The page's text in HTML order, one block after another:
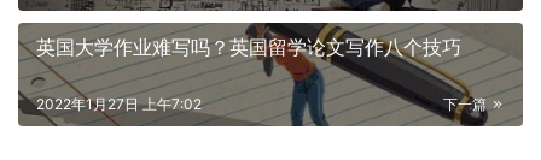
英国大学作业难写吗？英国留学论文写作八个技巧
下一篇
2022年1月27日 上午7:02